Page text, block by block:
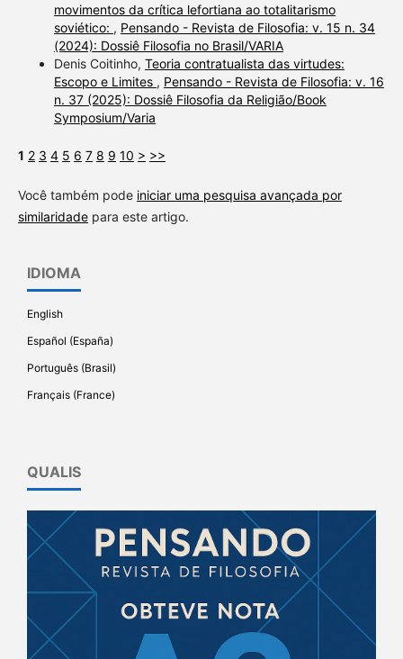
movimentos da crítica lefortiana ao totalitarismo
soviético: , Pensando - Revista de Filosofia: v. 15 n. 34
(2024): Dossiê Filosofia no Brasil/VARIA
Denis Coitinho, Teoria contratualista das virtudes:
Escopo e Limites , Pensando - Revista de Filosofia: v. 16
n. 37 (2025): Dossiê Filosofia da Religião/Book
Symposium/Varia
1 2 3 4 5 6 7 8 9 10 > >>
Você também pode iniciar uma pesquisa avançada por
similaridadepara este artigo.
IDIOMA
English
Español (España)
Português (Brasil)
Français (France)
QUALIS